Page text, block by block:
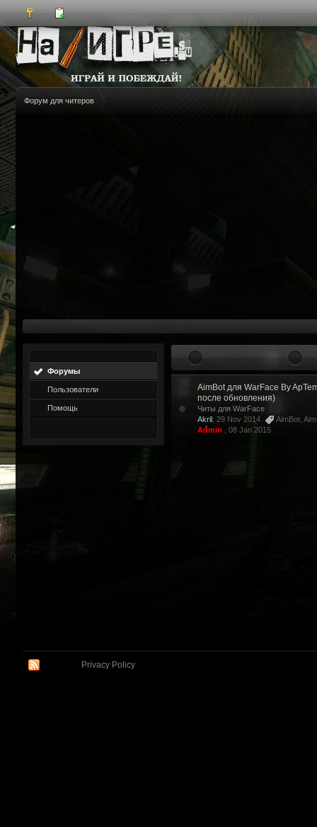
Форум для читеров
Форумы
Пользователи
Помощь
AimBot для WarFace By
после обновления)
Читы для WarFace
Akril , 29 Nov 2014 AimBot
Admin
08 Jan 2015
Privacy Policy